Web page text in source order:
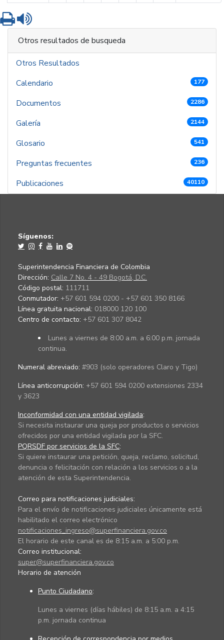
Imprimir
Otros resultados de busqueda
Otros Resultados
Calendario
177
Documentos 2286
Galería 2144
Glosario 541
Preguntas frecuentes 236
Publicaciones 40110
Síguenos:
Superintendencia Financiera de Colombia
Dirección: Calle 7 No. 4 - 49 Bogotá, D.C.
Código postal: 111711
Conmutador: +57 601 594 0200 - +57 601 350 8166
Línea gratuita nacional: 018000 120 100
Centro de contacto: +57 601 307 8042
Lunes a viernes de 8:00 a.m. a 6:00 p.m. jornada
continua.
Numeral abreviado: #903 (solo operadores Claro y Tigo)
Línea anticorrupción: +57 601 594 0200 extensiones 2334
y 3623
Inconformidad con una entidad vigilada:
Si necesita instaurar una queja por productos o servicios
ofrecidos por una entidad vigilada por la SFC.
PQRSDF por servicios de la SFC:
Si quiere instaurar una petición, queja, reclamo, solicitud,
denuncia o felicitación con relación a los servicios o a la
atención de esta Superintendencia.
Correo para notificaciones judiciales:
Para el envío de notificaciones judiciales únicamente está
habilitado el correo electrónico
notificaciones_ingreso@superfinanciera.gov.co
El horario de este canal es de 8:15 a.m. a 5:00 p.m.
Correo institucional:
super@superfinanciera.gov.co
Horario de atención
Punto Ciudadano:
Lunes a viernes (días hábiles) de 8:15 a.m. a 4:15
p.m. jornada continua